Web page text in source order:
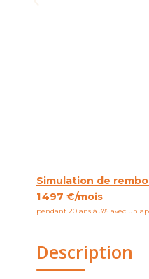
Simulation de
1 497 €/mois
pendant 20 ans à 3% avec un
Description